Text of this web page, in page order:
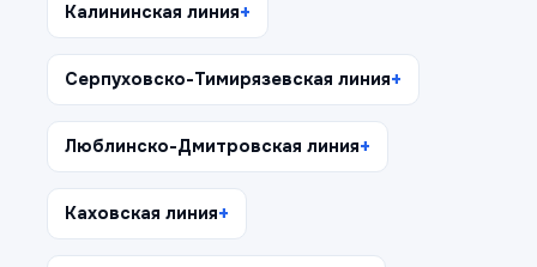
Калининская линия
Серпуховско-Тимирязевская линия
Люблинско-Дмитровская линия
Каховская линия